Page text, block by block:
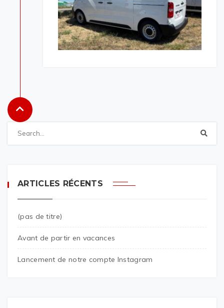
ARTICLES RÉCENTS
(pas de titre)
Avant de partir en vacances
Lancement de notre compte Instagram